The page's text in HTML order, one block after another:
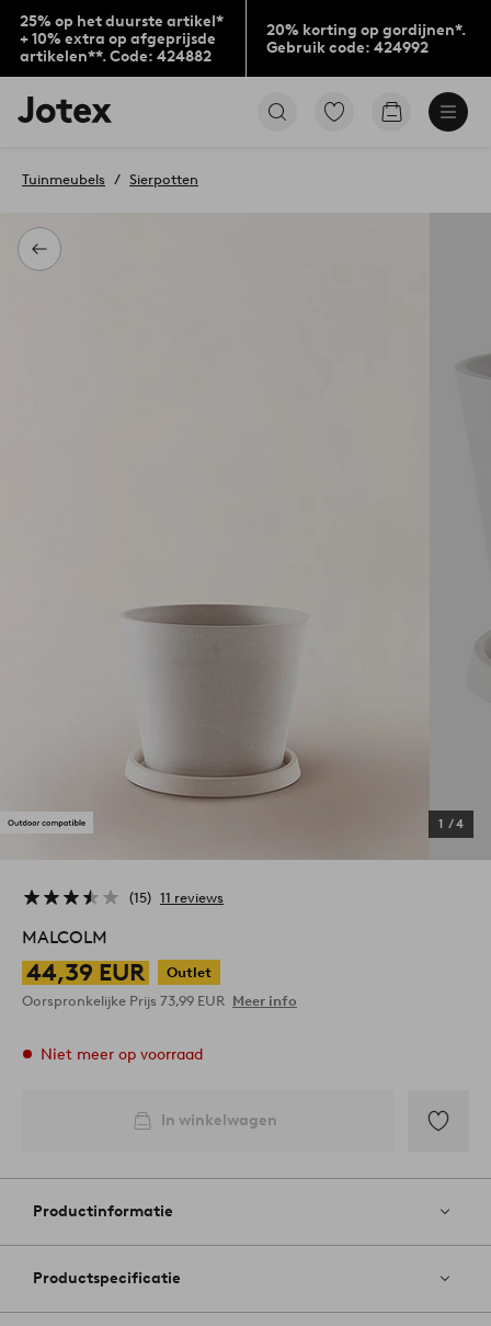
25% op het duurste artikel*
+ 10% extra op afgeprijsde
artikelen**. Code: 424882
20% korting op gordijnen*.
Gebruik code: 424992
Jotex
logo
to
home
page
Ga
Go
Terug
Tuinmeubels Sierpotten
1 /4
15 11 reviews
MALCOLM
44,39 EUR
Outlet
Oorspronkelijke Prijs 73,99 EUR Meer info
Niet meer op voorraad
In winkelwagen
aan
Productinformatie
Productspecificatie